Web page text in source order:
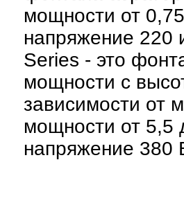
мощности от
напряжение 220
Series - это
мощности с
зависимости от
мощности от 5,5
напряжение 380